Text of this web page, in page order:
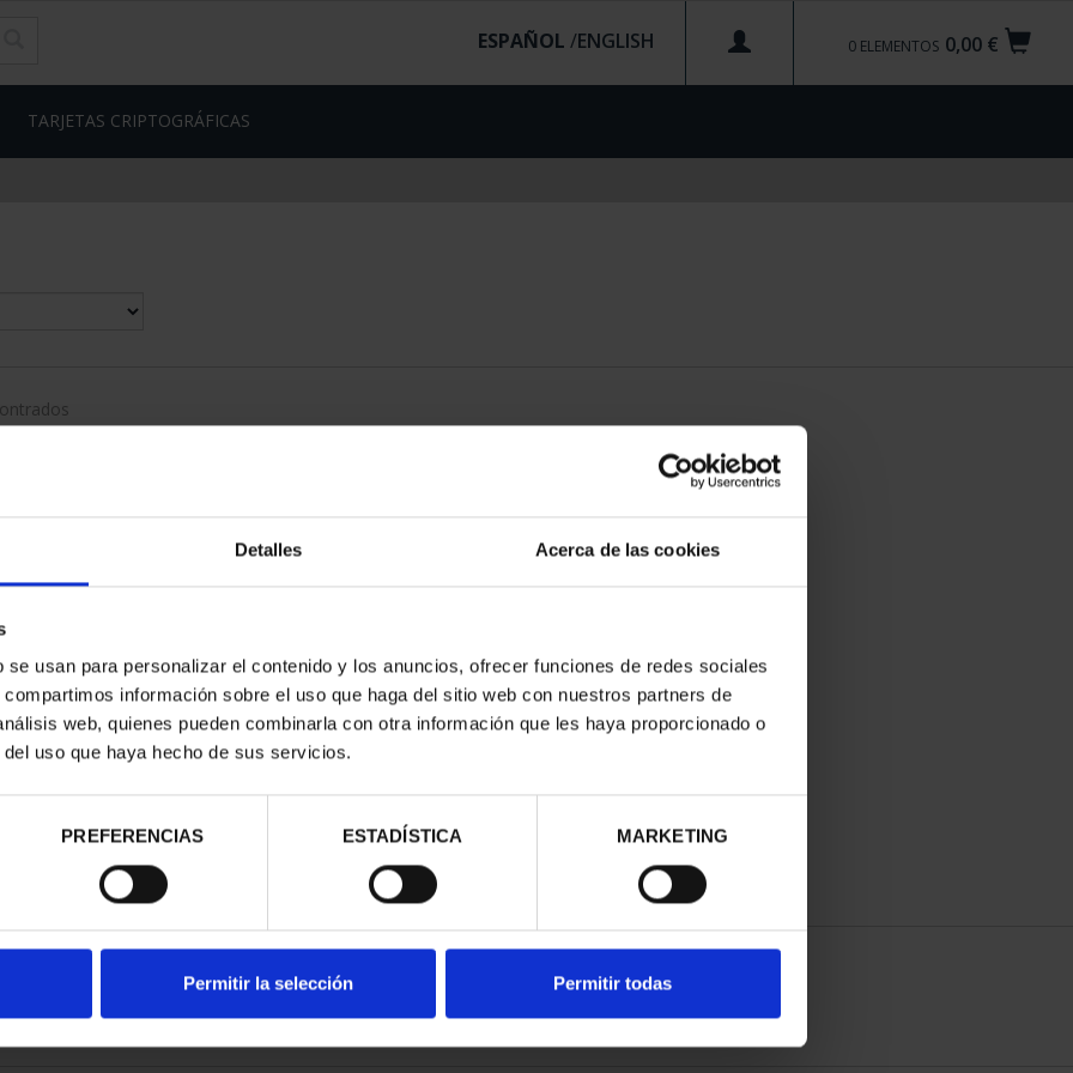
Detalles Acerca de las cookies
usan para personalizar el contenido y los anuncios, ofrecer funciones de redes sociales
información sobre el uso que haga del sitio web con nuestros partners de
web, quienes pueden combinarla con otra información que les haya proporcionado o
uso que haya hecho de sus servicios.
PREFERENCIAS ESTADÍSTICA MARKETING
Permitir la selección Permitir todas
0,00 €
0 ELEMENTOS
ESPAÑOL /
TARJETAS CRIPTOGRÁFICAS
MUNDIAL